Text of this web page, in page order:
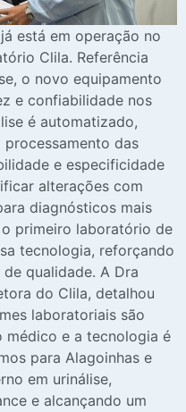
está em operação no
Clila. Referência
o novo equipamento
e confiabilidade nos
é automatizado,
das
e especificidade
alterações com
diagnósticos mais
primeiro laboratório de
tecnologia, reforçando
qualidade. A Dra
do Clila, detalhou
laboratoriais são
e a tecnologia é
para Alagoinhas e
em urinálise,
e alcançando um